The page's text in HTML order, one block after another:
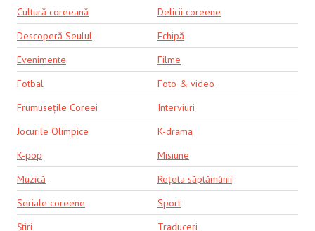
Cultură coreeană
Delicii coreene
Descoperă Seulul
Echipă
Evenimente
Filme
Fotbal
Foto & video
Frumusețile Coreei
Interviuri
Jocurile Olimpice
K-drama
K-pop
Misiune
Muzică
Rețeta săptămânii
Seriale coreene
Sport
Știri
Traduceri